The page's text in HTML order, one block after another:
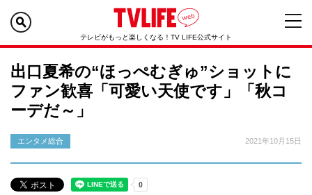
テレビがもっと楽しくなる！TV LIFE公式サイト
出口夏希の“ほっぺむぎゅ”ショットに
ファン歓喜「可愛い天使です」「秋コ
ーデだ～」
エンタメ総合 2021年10月15日